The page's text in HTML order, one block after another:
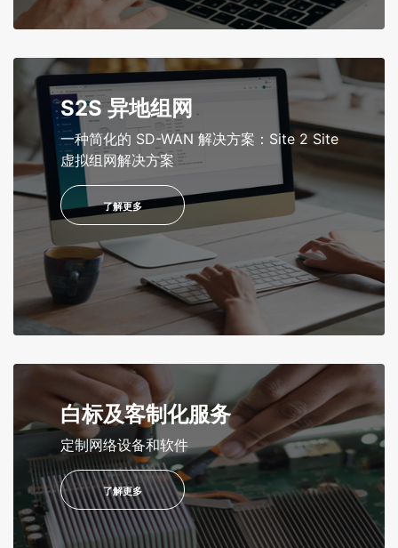
S2S 异地组网
一种简化的 SD-WAN 解决方案：Site 2 Site
虚拟组网解决方案
了解更多
白标及客制化服务
定制网络设备和软件
了解更多